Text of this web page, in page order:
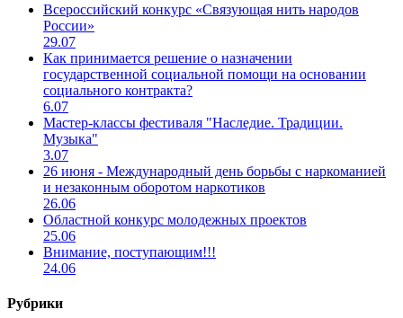
Всероссийский конкурс «Связующая нить народов
России»
29.07
Как принимается решение о назначении
государственной социальной помощи на основании
социального контракта?
6.07
Мастер-классы фестиваля "Наследие. Традиции.
Музыка"
3.07
26 июня - Международный день борьбы с наркоманией
и незаконным оборотом наркотиков
26.06
Областной конкурс молодежных проектов
25.06
Внимание, поступающим!!!
24.06
Рубрики